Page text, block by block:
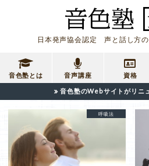
日本発声協会認定 声と話し方
音色塾とは 音声講座 資格
音色塾のWebサイトがリニ
呼吸法